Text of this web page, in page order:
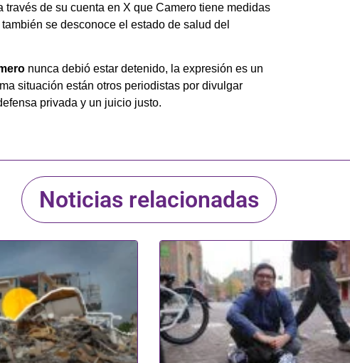
través de su cuenta en X que Camero tiene medidas
se desconoce el estado de salud del
nunca debió estar detenido, la expresión es un
situación están otros periodistas por divulgar
privada y un juicio justo.
Noticias relacionadas